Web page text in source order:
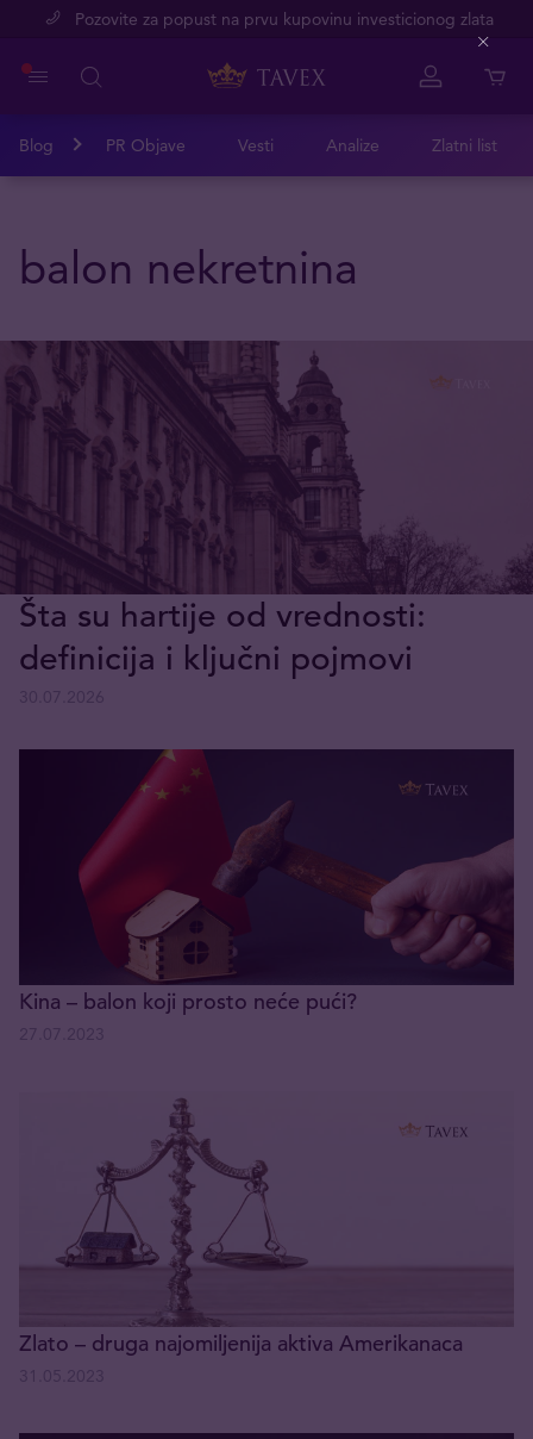
Pozovite za popust na prvu kupovinu investicionog zlata
Blog PR Objave Vesti Analize Zlatni list
balon nekretnina
Šta su hartije od vrednosti:
definicija i ključni pojmovi
Kina – balon koji prosto neće pući?
Zlato – druga najomiljenija aktiva Amerikanaca
Close